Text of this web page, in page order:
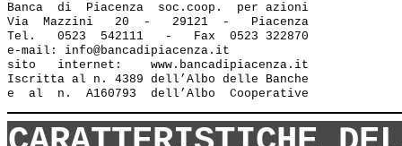
Banca  di  Piacenza  soc.coop.  per azioni
Via  Mazzini   20  -   29121  -   Piacenza
Tel.   0523  542111   -   Fax  0523 322870
e-mail: info@bancadipiacenza.it
sito   internet:    www.bancadipiacenza.it
Iscritta al n. 4389 dell’Albo delle Banche